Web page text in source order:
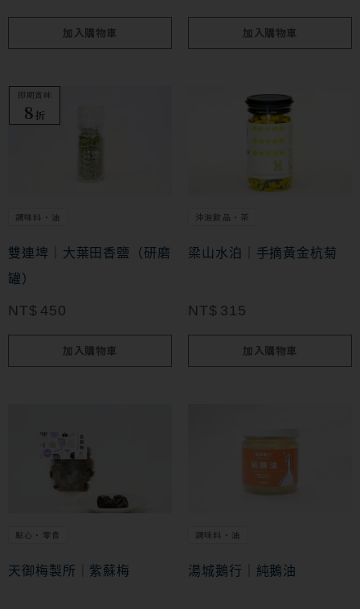
加入購物車 加入購物車
即期賞味
8 折
調味料・油
雙連埤｜大葉田香鹽（研磨
罐）
NT$ 450
加入購物車
沖泡飲品・茶
梁山水泊｜手摘黃金杭菊
NT$ 315
加入購物車
點心・零食
天御梅製所｜紫蘇梅
調味料・油
湯城鵝行｜純鵝油